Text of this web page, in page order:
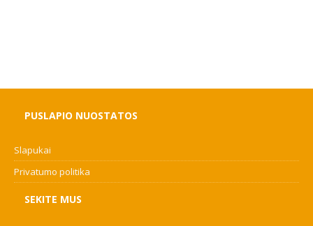
PUSLAPIO NUOSTATOS
Slapukai
Privatumo politika
SEKITE MUS